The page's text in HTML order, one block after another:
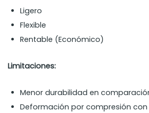
Ligero
Flexible
Rentable (Económico)
Limitaciones:
Menor durabilidad en
Deformación por compresión